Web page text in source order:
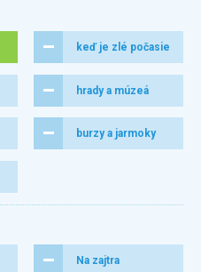
keď je zlé počasie
hrady a múzeá
burzy a jarmoky
Na zajtra